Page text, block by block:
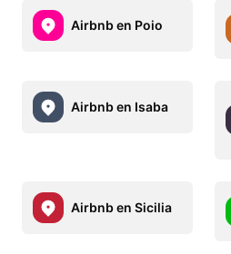
Airbnb en Poio
Airbnb en Isaba
Airbnb en Sicilia